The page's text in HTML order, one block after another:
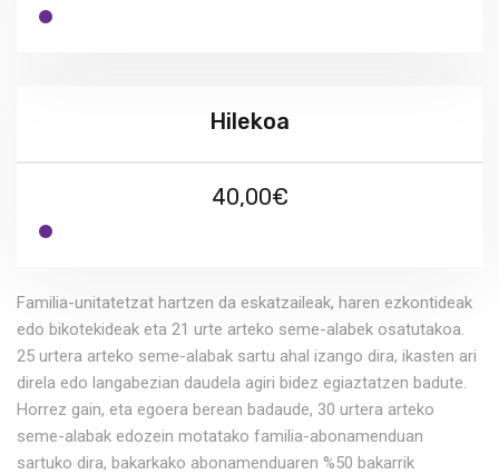
Hilekoa
40,00€
Familia-unitatetzat hartzen da eskatzaileak, haren ezkontideak
edo bikotekideak eta 21 urte arteko seme-alabek osatutakoa.
25 urtera arteko seme-alabak sartu ahal izango dira, ikasten ari
direla edo langabezian daudela agiri bidez egiaztatzen badute.
Horrez gain, eta egoera berean badaude, 30 urtera arteko
seme-alabak edozein motatako familia-abonamenduan
sartuko dira, bakarkako abonamenduaren %50 bakarrik